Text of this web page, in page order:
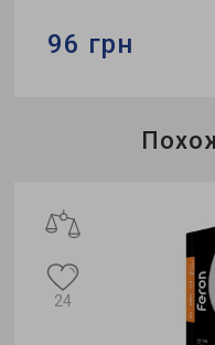
96 грн
24